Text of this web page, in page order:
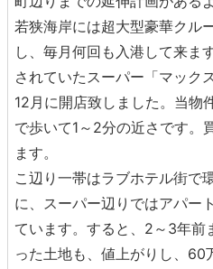
若狭海岸には超大型豪華クル
し、毎月何回も入港して来ま
されていたスーパー「マック
12月に開店致しました。当物
で歩いて1～2分の近さです。
ます。
こ辺り一帯はラブホテル街で
に、スーパー辺りではアパー
ています。すると、2～3年
った土地も、値上がりし、60